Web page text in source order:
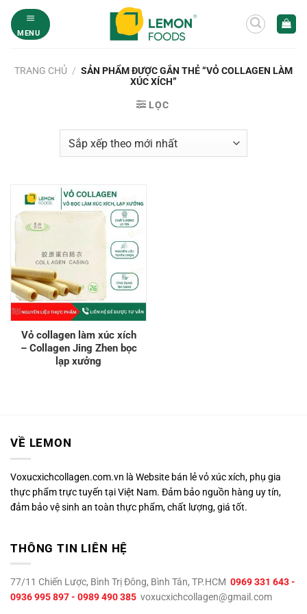
qua
MENU
TRANG CHỦ / SẢN PHẨM ĐƯỢC GẮN THẺ “VỎ COLLAGEN LÀM
XÚC XÍCH”
LỌC
Vỏ collagen làm xúc xích
– Collagen Jing Zhen bọc
lạp xưởng
VỀ LEMON
Voxucxichcollagen.com.vn là Website bán lẻ vỏ xúc xích, phụ gia
thực phẩm trực tuyến tại Việt Nam. Đảm bảo nguồn hàng uy tín,
đảm bảo vệ sinh an toàn thực phẩm, chất lượng, giá tốt.
THÔNG TIN LIÊN HỆ
77/11 Chiến Lược, Bình Trị Đông, Bình Tân, TP.HCM 0969 331 643 -
0936 995 897 - 0989 490 385 voxucxichcollagen@gmail.com